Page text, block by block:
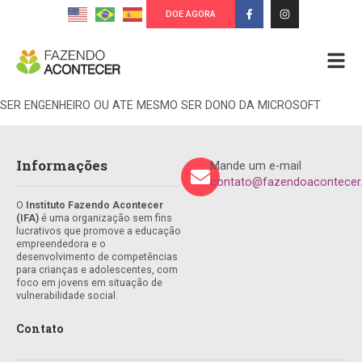
DOE AGORA
SER ENGENHEIRO OU ATE MESMO SER DONO DA MICROSOFT
Informações
O Instituto Fazendo Acontecer
(IFA) é uma organização sem fins
lucrativos que promove a educação
empreendedora e o
desenvolvimento de competências
para crianças e adolescentes, com
foco em jovens em situação de
vulnerabilidade social.
Contato
Mande um e-mail